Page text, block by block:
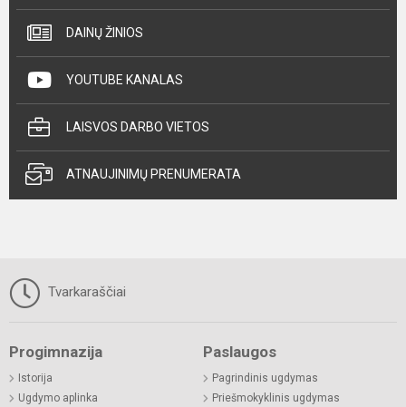
DAINŲ ŽINIOS
YOUTUBE KANALAS
LAISVOS DARBO VIETOS
ATNAUJINIMŲ PRENUMERATA
Tvarkaraščiai
Progimnazija
Istorija
Ugdymo aplinka
Paslaugos
Pagrindinis ugdymas
Priešmokyklinis ugdymas